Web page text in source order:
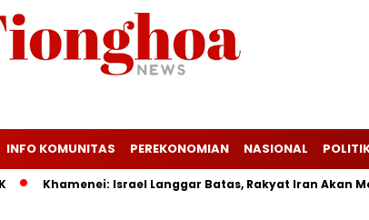
INFO KOMUNITAS PEREKONOMIAN NASIONAL
Khamenei: Israel Langgar Batas, Rakyat Iran Akan